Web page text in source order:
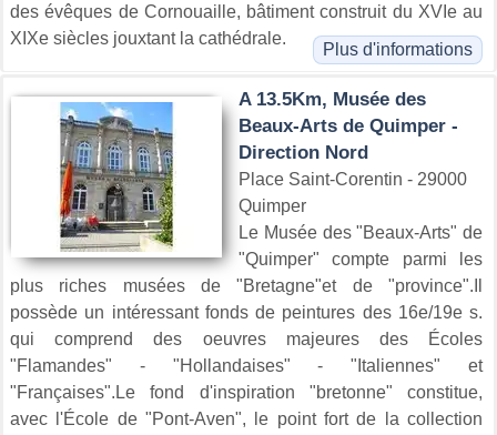
des évêques de Cornouaille, bâtiment construit du XVIe au
XIXe siècles jouxtant la cathédrale.
Plus d'informations
A 13.5Km, Musée des
Beaux-Arts de Quimper -
Direction Nord
Place Saint-Corentin - 29000
Quimper
Le Musée des "Beaux-Arts" de
"Quimper" compte parmi les
plus riches musées de "Bretagne"et de "province".Il
possède un intéressant fonds de peintures des 16e/19e s.
qui comprend des oeuvres majeures des Écoles
"Flamandes" - "Hollandaises" - "Italiennes" et
"Françaises".Le fond d'inspiration "bretonne" constitue,
avec l'École de "Pont-Aven", le point fort de la collection